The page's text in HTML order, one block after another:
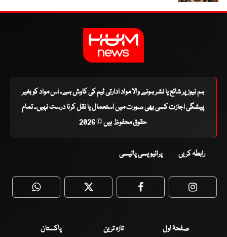
ہم نیوز پر شائع یا نشر ہونے والا مواد ادارتی ٹیم کی کاوش ہے۔ اس مواد کو بغیر
پیشگی اجازت کسی بھی صورت میں استعمال یا نقل کرنا درست نہیں۔ تمام
حقوق محفوظ ہیں © 2026
رابطہ کریں پرائیویسی پالیسی
WhatsApp Twitter Facebook
صفحۂ اول تازہ ترین
پاکستان